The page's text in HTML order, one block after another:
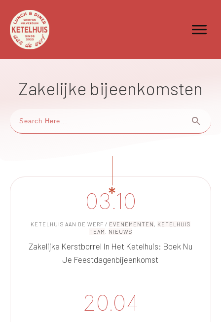
Zakelijke bijeenkomsten
03.10
KETELHUIS AAN DE WERF / EVENEMENTEN , KETELHUIS
TEAM , NIEUWS
Zakelijke Kerstborrel In Het Ketelhuis: Boek Nu
Je Feestdagenbijeenkomst
20.04